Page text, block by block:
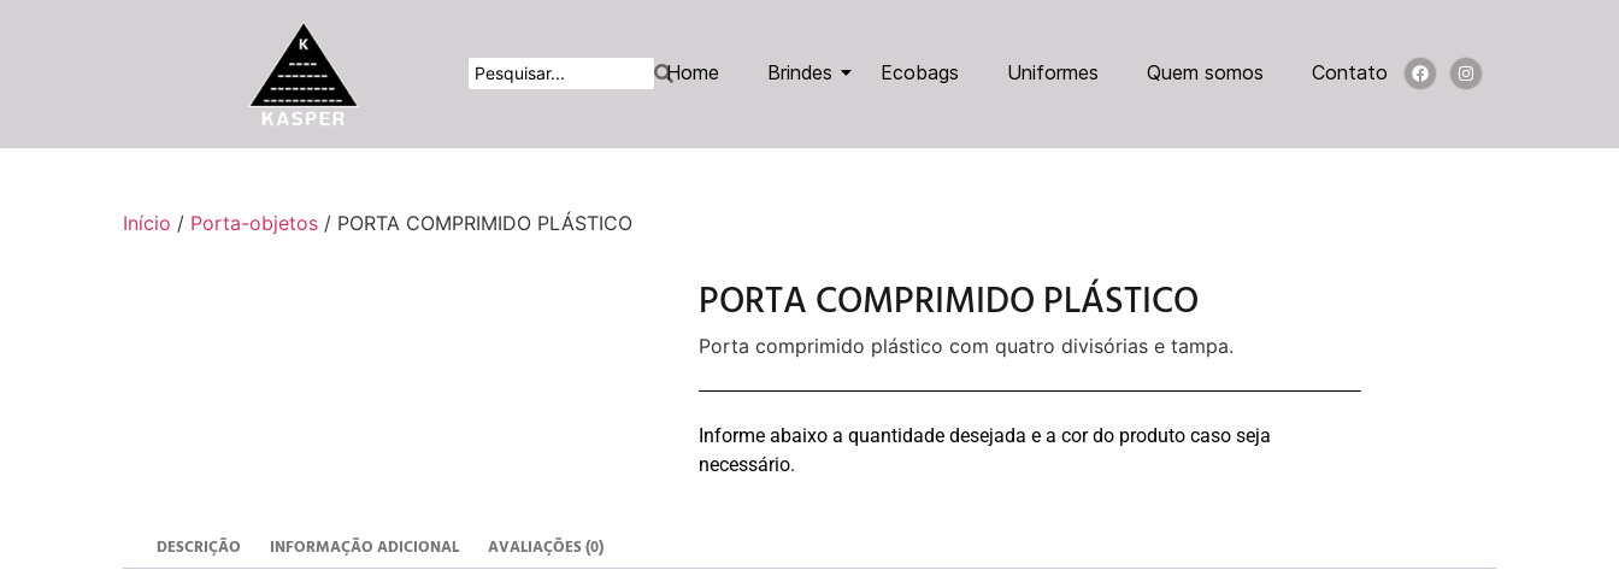
Home Brindes Ecobags Uniformes Quem somos Contato
Início / Porta-objetos / PORTA COMPRIMIDO PLÁSTICO
PORTA COMPRIMIDO PLÁSTICO
Porta comprimido plástico com quatro divisórias e tampa.
Informe abaixo a quantidade desejada e a cor do produto caso seja
necessário.
DESCRIÇÃO INFORMAÇÃO ADICIONAL AVALIAÇÕES (0)